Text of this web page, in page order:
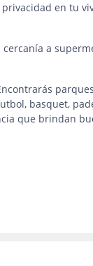
en tu
a
basquet,
que brindan